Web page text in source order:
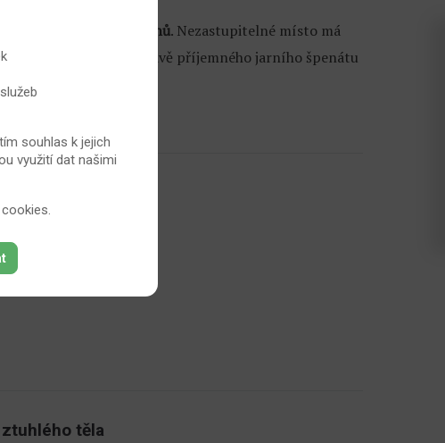
přípravků a šampónů. Nezastupitelné místo má
surovinou k přípravě příjemného jarního špenátu
článek
těla
souhlas k jejich
využití dat našimi
.